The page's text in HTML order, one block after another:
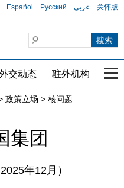
Español Русский عربي 关怀版
交动态 驻外机构 国
政策立场 > 核问题
集团
年12月）